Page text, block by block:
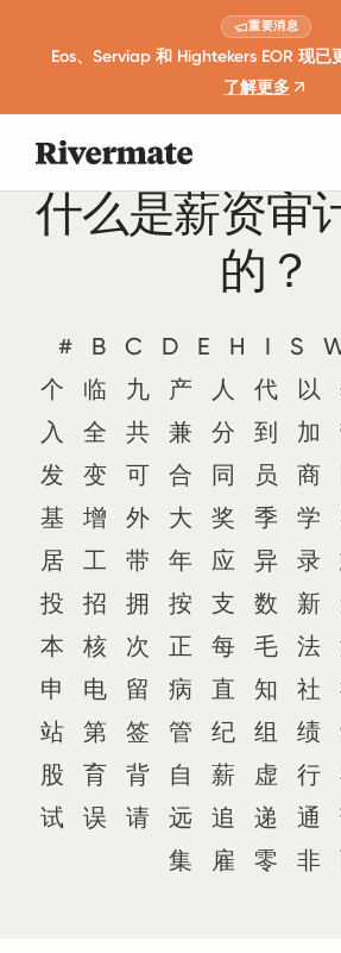
重要消息
Eos、Serviap 和 Hightekers EOR 现已
了解更多
什么是薪资审
的？
# B C D E H I S
个
临 九 产 人 代 以
入
全 共 兼 分 到 加
发
变 可 合 同 员 商
基
增 外 大 奖 季 学
居
工 带 年 应 异 录
投
招 拥 按 支 数 新
本
核 次 正 每 毛 法
申
电 留 病 直 知 社
站
第 签 管 纪 组 绩
股
育 背 自 薪 虚 行
试
误 请 远 追 递 通
集
雇 零 非